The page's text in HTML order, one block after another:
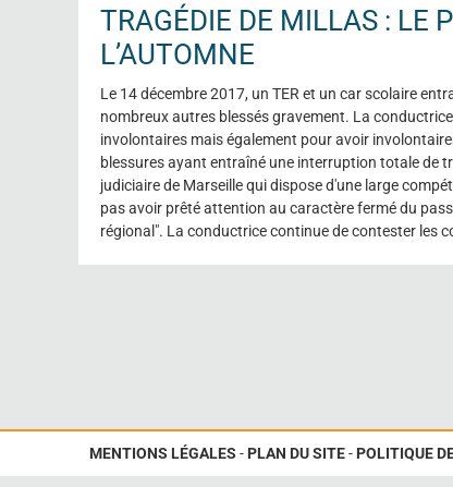
TRAGÉDIE DE MILLAS : LE
L’AUTOMNE
Le 14 décembre 2017, un TER et un car scolaire
nombreux autres blessés gravement. La
involontaires mais également pour avoir
blessures ayant entraîné une interruption totale de
judiciaire de Marseille qui dispose d'une large
pas avoir prêté attention au caractère fermé du
régional". La conductrice continue de contester les
MENTIONS LÉGALES - PLAN DU SITE- POLITIQUE